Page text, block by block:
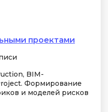
проектами
BIM-
Формирование
и моделей рисков